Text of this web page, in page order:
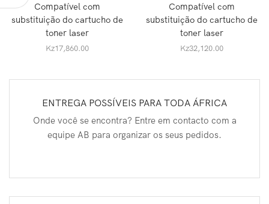
Compatível com
substituição do cartucho de
toner laser
Kz17,860.00
Compatível com
substituição do cartucho de
toner laser
Kz32,120.00
ENTREGA POSSÍVEIS PARA TODA ÁFRICA
Onde você se encontra? Entre em contacto com a
equipe AB para organizar os seus pedidos.